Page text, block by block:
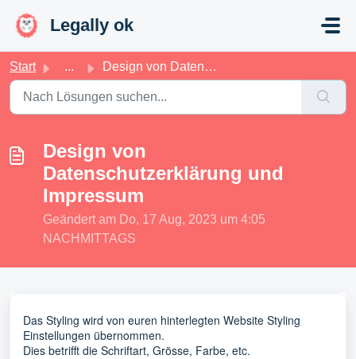
Legally ok
Start ... Design von Datenschutzerklärung und Impressum
Design von
Datenschutzerklärung und
Impressum
Geändert am Do, 17 Aug, 2023 um 4:05
NACHMITTAGS
Das Styling wird von euren hinterlegten Website Styling
Einstellungen übernommen.
Dies betrifft die Schriftart, Grösse, Farbe, etc.